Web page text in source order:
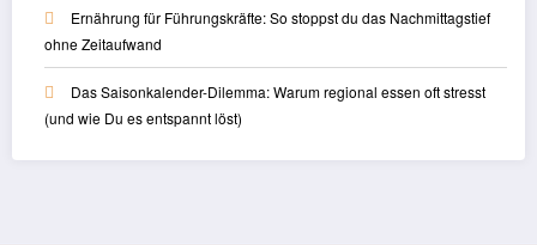
Ernährung für Führungskräfte: So stoppst du das Nachmittagstief
ohne Zeitaufwand
Das Saisonkalender-Dilemma: Warum regional essen oft stresst
(und wie Du es entspannt löst)